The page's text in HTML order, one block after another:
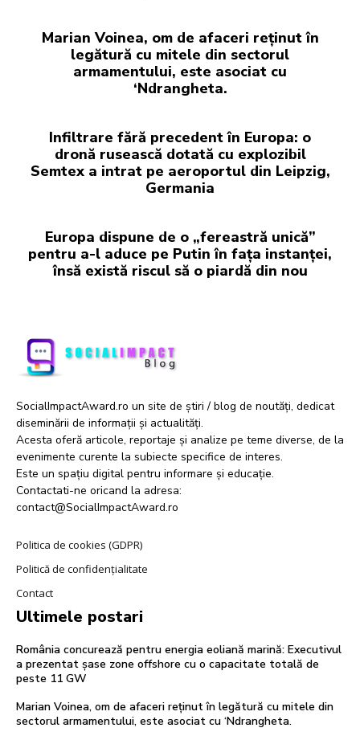
Marian Voinea, om de afaceri reținut în
legătură cu mitele din sectorul
armamentului, este asociat cu
‘Ndrangheta.
Infiltrare fără precedent în Europa: o
dronă rusească dotată cu explozibil
Semtex a intrat pe aeroportul din Leipzig,
Germania
Europa dispune de o „fereastră unică”
pentru a-l aduce pe Putin în fața instanței,
însă există riscul să o piardă din nou
SocialImpactAward.ro un site de știri / blog de noutăți, dedicat
diseminării de informații și actualități.
Acesta oferă articole, reportaje și analize pe teme diverse, de la
evenimente curente la subiecte specifice de interes.
Este un spațiu digital pentru informare și educație.
Contactati-ne oricand la adresa:
contact@SocialImpactAward.ro
Politica de cookies (GDPR)
Politică de confidențialitate
Contact
Ultimele postari
România concurează pentru energia eoliană marină: Executivul
a prezentat șase zone offshore cu o capacitate totală de
peste 11 GW
Marian Voinea, om de afaceri reținut în legătură cu mitele din
sectorul armamentului, este asociat cu ‘Ndrangheta.